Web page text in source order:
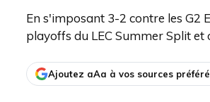
En s'imposant 3-2 contre les G2
playoffs du LEC Summer Split
Ajoutez aAa à vos sources